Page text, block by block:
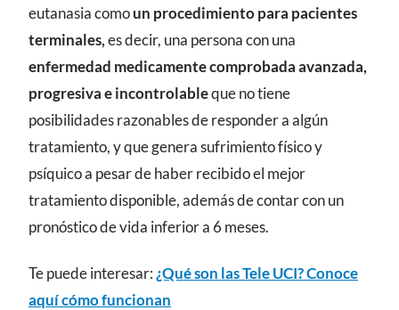
eutanasia comoun procedimiento para pacientes
terminales,es decir, una persona con una
enfermedad medicamente comprobada avanzada,
progresiva e incontrolableque no tiene
posibilidades razonables de responder a algún
tratamiento, y que genera sufrimiento físico y
psíquico a pesar de haber recibido el mejor
tratamiento disponible, además de contar con un
pronóstico de vida inferior a 6 meses.
Te puede interesar: ¿Qué son las Tele UCI? Conoce
aquí cómo funcionan